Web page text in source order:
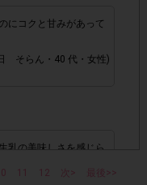
トPCにつきまし
きない場合がござい
・指定購入数)以外
にコクと甘みがあって
そらん・40 代・女性)
乳の美味しさを感じら
11 12 次> 最後>>